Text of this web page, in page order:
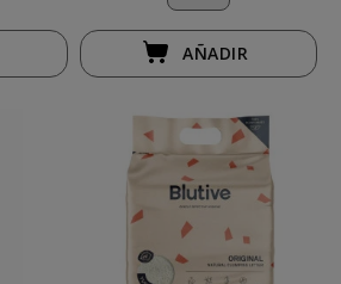
AÑADIR